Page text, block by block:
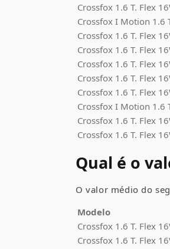
Crossfox 1.6 T. Flex
Crossfox I Motion 1.6
Crossfox 1.6 T. Flex
Crossfox 1.6 T. Flex
Crossfox 1.6 T. Flex
Crossfox 1.6 T. Flex
Crossfox 1.6 T. Flex
Crossfox I Motion 1.6
Crossfox 1.6 T. Flex
Crossfox 1.6 T. Flex
Qual é o
O valor médio do
Modelo
Crossfox 1.6 T. Flex
Crossfox 1.6 T. Flex